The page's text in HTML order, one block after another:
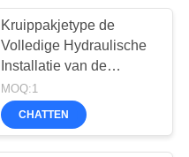
Kruippakjetype de
Volledige Hydraulische
Installatie van de
Kernboring SD1000
MOQ:1
CHATTEN